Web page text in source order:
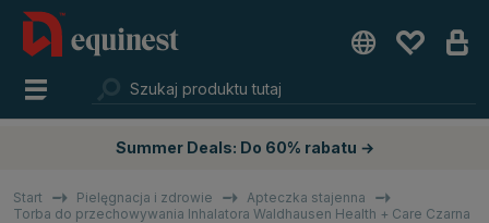
Summer Deals: Do 60% rabatu →
Start Pielęgnacja i zdrowie
Apteczka stajenna
Torba do przechowywania Inhalatora Waldhausen Health + Care Czarna